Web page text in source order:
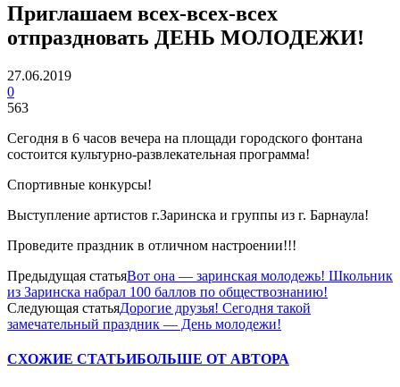
Приглашаем всех-всех-всех
отпраздновать ДЕНЬ МОЛОДЕЖИ!
27.06.2019
0
563
Сегодня в 6 часов вечера на площади городского фонтана
состоится культурно-развлекательная программа!
Спортивные конкурсы!
Выступление артистов г.Заринска и группы из г. Барнаула!
Проведите праздник в отличном настроении!!!
Предыдущая статьяВот она — заринская молодежь! Школьник
из Заринска набрал 100 баллов по обществознанию!
Следующая статьяДорогие друзья! Сегодня такой
замечательный праздник — День молодежи!
СХОЖИЕ СТАТЬИБОЛЬШЕ ОТ АВТОРА